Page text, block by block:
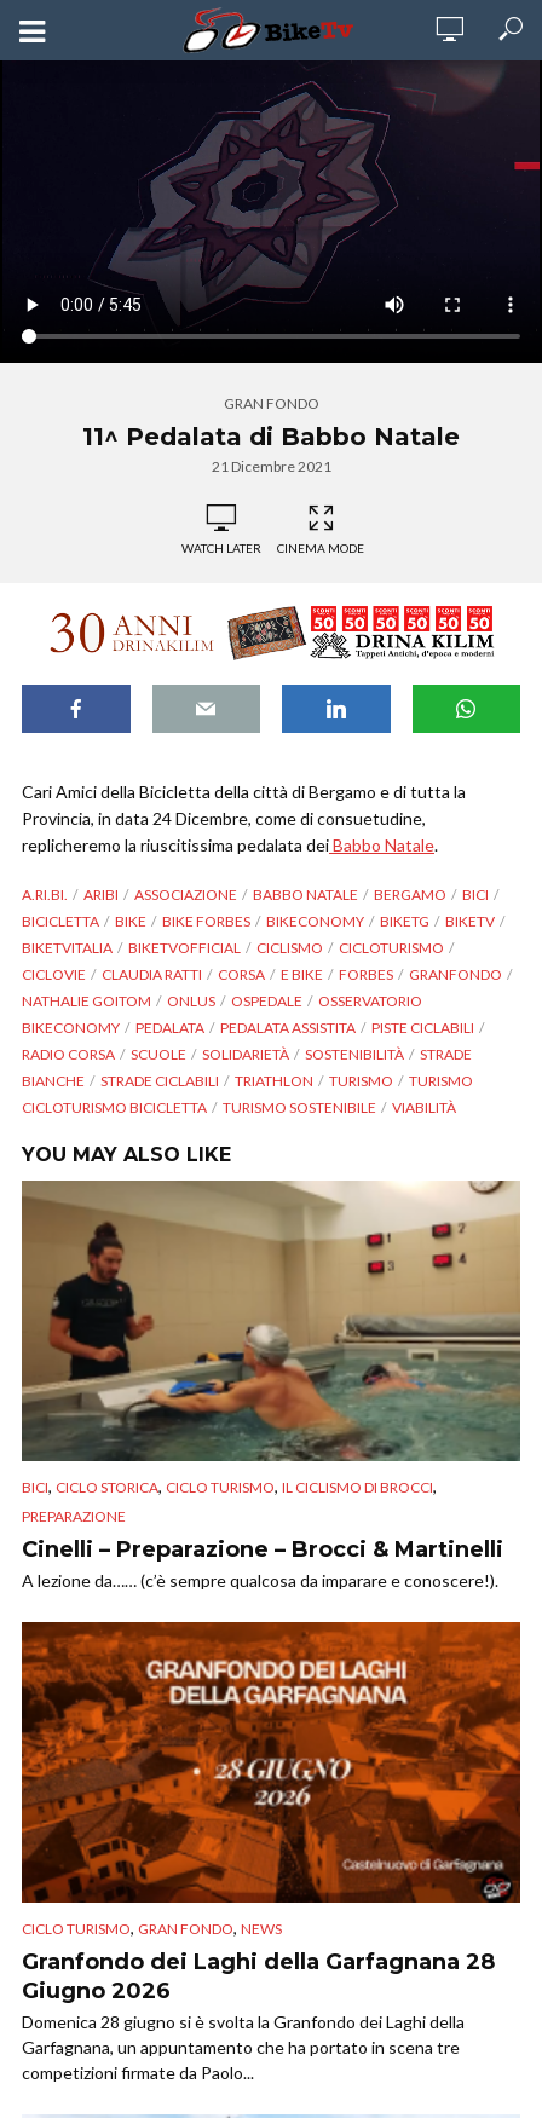
GRAN FONDO
11^ Pedalata di Babbo Natale
21 Dicembre 2021
WATCH LATER CINEMA MODE
Cari Amici della Bicicletta della città di Bergamo e di tutta la
Provincia, in data 24 Dicembre, come di consuetudine,
replicheremo la riuscitissima pedalata deiBabbo Natale.
A.RI.BI. ARIBI ASSOCIAZIONE BABBO NATALE BERGAMO
BICI
BICICLETTA
BIKE BIKE FORBES BIKECONOMY BIKETG
BIKETV
BIKETVITALIA
BIKETVOFFICIAL CICLISMO
CICLOTURISMO
CICLOVIE
CLAUDIA RATTI CORSA E BIKE FORBES
GRANFONDO
NATHALIE GOITOM
ONLUS OSPEDALE
OSSERVATORIO
BIKECONOMY
PEDALATA PEDALATA ASSISTITA
PISTE CICLABILI
RADIO CORSA
SCUOLE SOLIDARIETÀ SOSTENIBILITÀ
STRADE
BIANCHE
STRADE CICLABILI TRIATHLON TURISMO
TURISMO
CICLOTURISMO BICICLETTA
TURISMO SOSTENIBILE VIABILITÀ
YOU MAY ALSO LIKE
BICI, CICLO STORICA, CICLO TURISMO, IL CICLISMO DI BROCCI,
PREPARAZIONE
Cinelli – Preparazione – Brocci & Martinelli
A lezione da…… (c’è sempre qualcosa da imparare e conoscere!).
CICLO TURISMO, GRAN FONDO, NEWS
Granfondo dei Laghi della Garfagnana 28
Giugno 2026
Domenica 28 giugno si è svolta la Granfondo dei Laghi della
Garfagnana, un appuntamento che ha portato in scena tre
competizioni firmate da Paolo...